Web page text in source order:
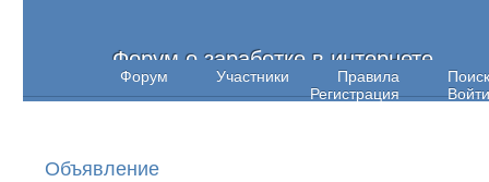
Форум о заработке в интернете
Форум Участники Правила
Поиск
Регистрация
Войти
Объявление